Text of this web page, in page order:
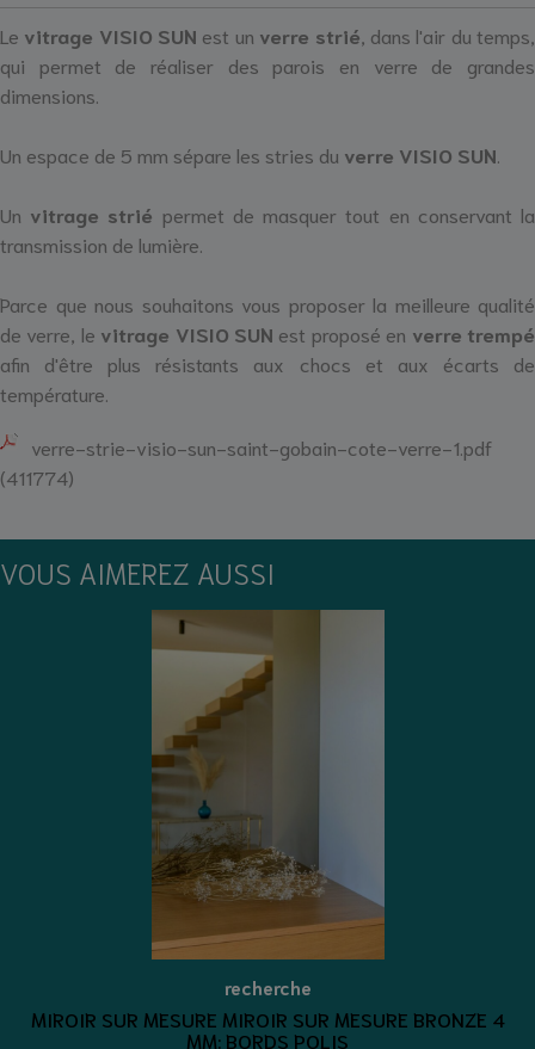
Le vitrage VISIO SUN est un verre strié , dans l'air du temps,
qui permet de réaliser des parois en verre de grandes
dimensions.
Un espace de 5 mm sépare les stries du verre VISIO SUN
Un vitrage strié permet de masquer tout en conservant la
transmission de lumière.
Parce que nous souhaitons vous proposer la meilleure qualité
de verre, le vitrage VISIO SUN est proposé en verre trempé
afin d'être plus résistants aux chocs et aux écarts de
température.
verre-strie-visio-sun-saint-gobain-cote-verre-1.pdf
(411774)
VOUS AIMEREZ AUSSI
recherche
MIROIR SUR MESURE MIROIR SUR MESURE BRONZE 4
MM: BORDS POLIS